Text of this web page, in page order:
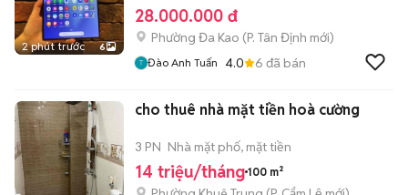
2 phút trước 6
28.000.000 đ
Phường Đa Kao (P. Tân Định mới)
Đào Anh Tuấn 4.0 6 đã bán
cho thuê nhà mặt tiền hoà cường
3 PN Nhà mặt phố, mặt tiền
14 triệu/tháng 100 m²